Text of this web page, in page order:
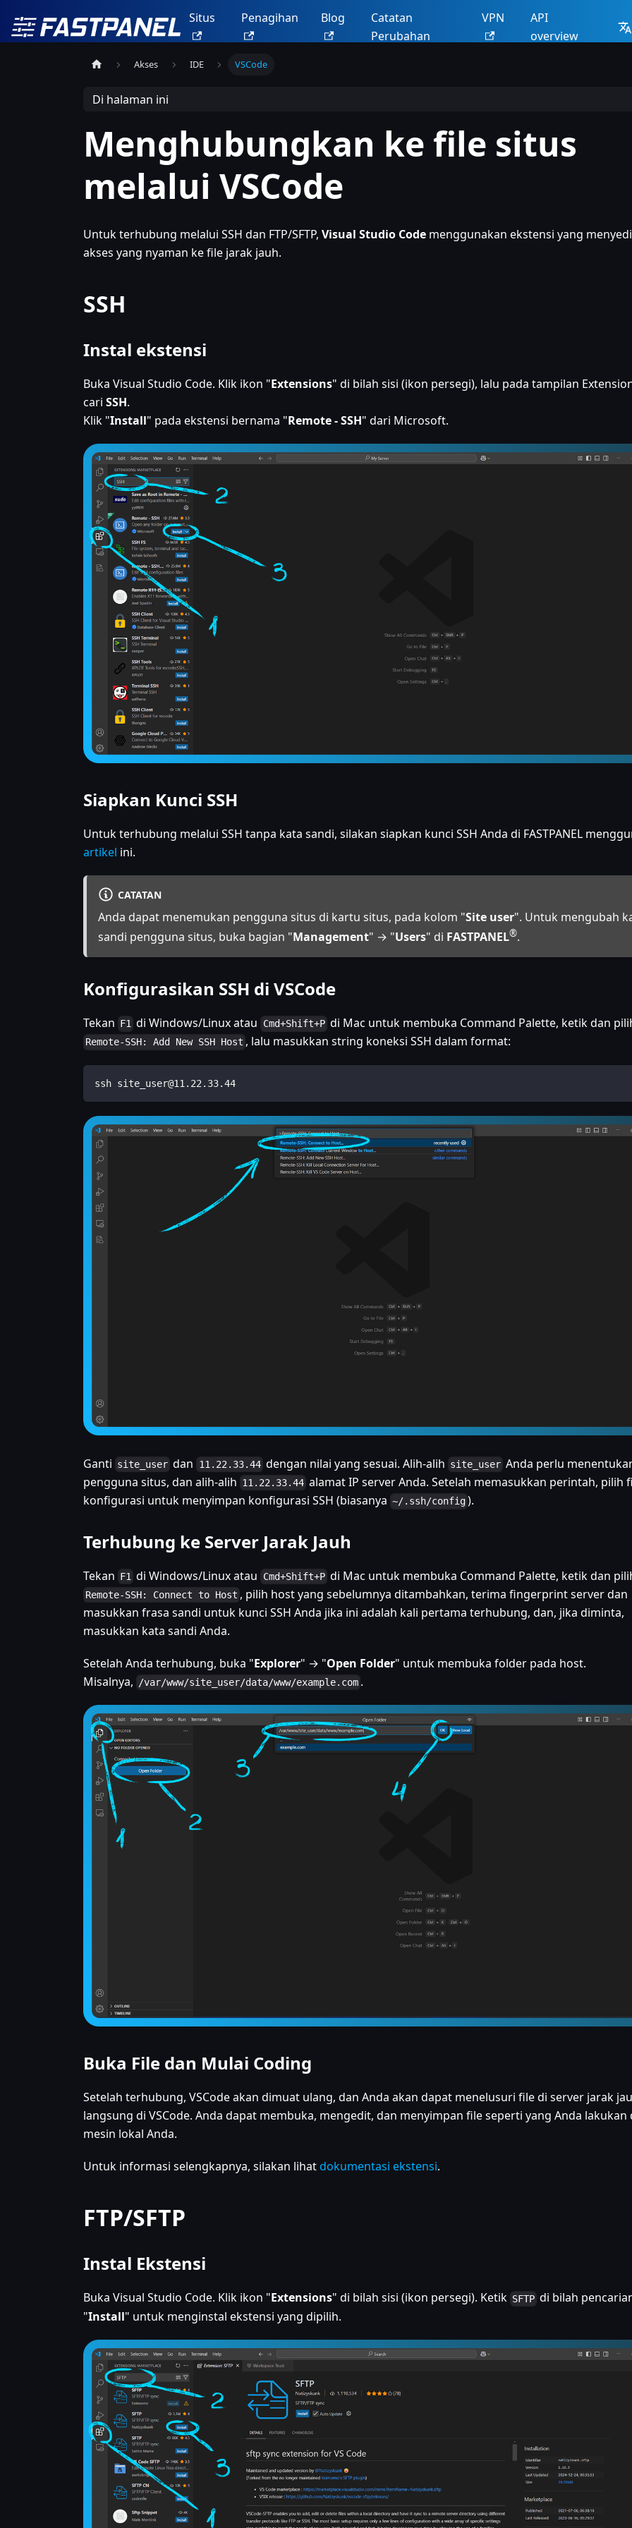
Situs Penagihan Blog
Catatan
Perubahan
VPN
API
overview
Akses IDE VSCode
Di halaman ini
Menghubungkan ke file situs
melalui VSCode
Untuk terhubung melalui SSH dan FTP/SFTP, Visual Studio Code menggunakan ekstensi yang
akses yang nyaman ke file jarak jauh.
SSH
Instal ekstensi
Buka Visual Studio Code. Klik ikon "Extensions" di bilah sisi (ikon persegi), lalu pada tampilan
cari SSH.
Klik "Install" pada ekstensi bernama "Remote - SSH" dari Microsoft.
Siapkan Kunci SSH
Untuk terhubung melalui SSH tanpa kata sandi, silakan siapkan kunci SSH Anda di FASTPANEL
artikel ini.
CATATAN
Anda dapat menemukan pengguna situs di kartu situs, pada kolom "Site user". Untuk mengubah
sandi pengguna situs, buka bagian "Management" → "Users" di FASTPANEL®.
Konfigurasikan SSH di VSCode
Tekan F1 di Windows/Linux atau Cmd+Shift+P di Mac untuk membuka Command Palette, ketik dan
Remote-SSH: Add New SSH Host , lalu masukkan string koneksi SSH dalam format:
ssh site_user@11.22.33.44
Ganti site_user dan 11.22.33.44 dengan nilai yang sesuai. Alih-alih site_user Anda perlu
pengguna situs, dan alih-alih 11.22.33.44 alamat IP server Anda. Setelah memasukkan perintah, pilih
konfigurasi untuk menyimpan konfigurasi SSH (biasanya ~/.ssh/config ).
Terhubung ke Server Jarak Jauh
Tekan F1 di Windows/Linux atau Cmd+Shift+P di Mac untuk membuka Command Palette, ketik dan
Remote-SSH: Connect to Host , pilih host yang sebelumnya ditambahkan, terima fingerprint server dan
masukkan frasa sandi untuk kunci SSH Anda jika ini adalah kali pertama terhubung, dan, jika diminta,
masukkan kata sandi Anda.
Setelah Anda terhubung, buka "Explorer" → "Open Folder" untuk membuka folder pada host.
Misalnya,
/var/www/site_user/data/www/example.com .
Buka File dan Mulai Coding
Setelah terhubung, VSCode akan dimuat ulang, dan Anda akan dapat menelusuri file di server jarak
langsung di VSCode. Anda dapat membuka, mengedit, dan menyimpan file seperti yang Anda lakukan
mesin lokal Anda.
Untuk informasi selengkapnya, silakan lihatdokumentasi ekstensi.
FTP/SFTP
Instal Ekstensi
Buka Visual Studio Code. Klik ikon "Extensions" di bilah sisi (ikon persegi). Ketik SFTP di bilah
"Install" untuk menginstal ekstensi yang dipilih.